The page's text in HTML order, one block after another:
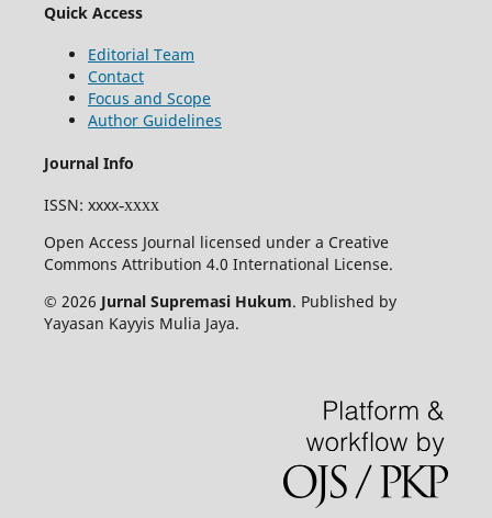
Quick Access
Editorial Team
Contact
Focus and Scope
Author Guidelines
Journal Info
ISSN: xxxx-xxxx
Open Access Journal licensed under a Creative
Commons Attribution 4.0 International License.
© 2026 Jurnal Supremasi Hukum. Published by
Yayasan Kayyis Mulia Jaya.